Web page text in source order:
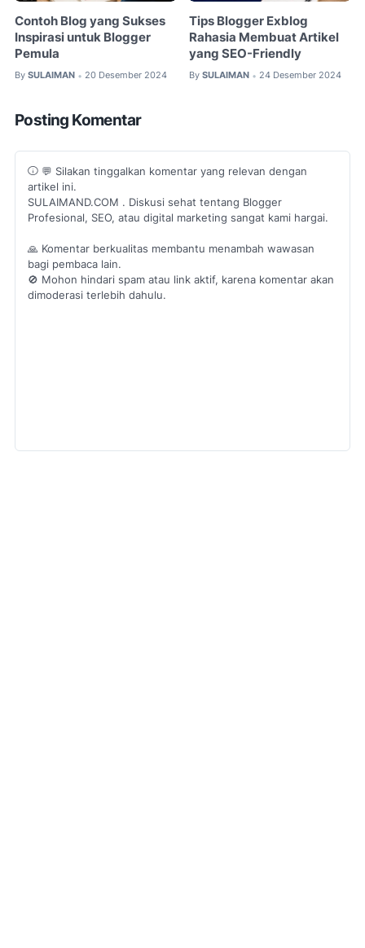
Contoh Blog yang Sukses
Inspirasi untuk Blogger
Pemula
By SULAIMAN • 20 Desember 2024
Tips Blogger Exblog
Rahasia Membuat Artikel
yang SEO-Friendly
By SULAIMAN • 24 Desember 2024
Posting Komentar
💬 Silakan tinggalkan komentar yang relevan dengan
artikel ini.
SULAIMAND.COM . Diskusi sehat tentang Blogger
Profesional, SEO, atau digital marketing sangat kami hargai.
🙏 Komentar berkualitas membantu menambah wawasan
bagi pembaca lain.
🚫 Mohon hindari spam atau link aktif, karena komentar akan
dimoderasi terlebih dahulu.